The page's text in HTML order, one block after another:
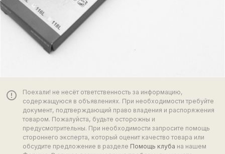
error_outline
Поехали! не несёт ответственность за информацию,
содержащуюся в объявлениях. При необходимости требуйте
документ, подтверждающий право владения и распоряжения
товаром. Пожалуйста, будьте осторожны и
предусмотрительны. При необходимости запросите помощь
стороннего эксперта, который оценит качество товара или
обсудите предложение в разделе Помощь клуба на нашем